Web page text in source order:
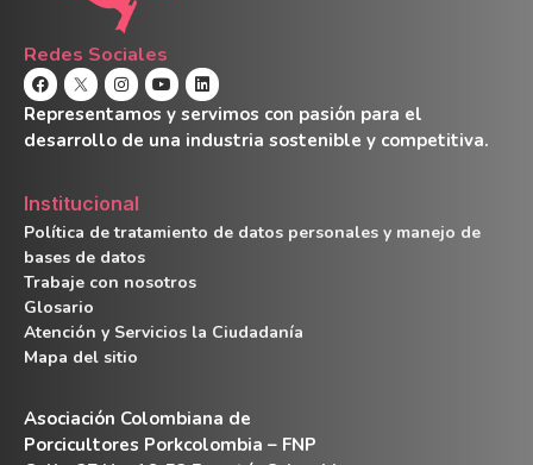
Redes Sociales
Representamos y servimos con pasión para el
desarrollo de una industria sostenible y competitiva.
Institucional
Política de tratamiento de datos personales y manejo de
bases de datos
Trabaje con nosotros
Glosario
Atención y Servicios la Ciudadanía
Mapa del sitio
Asociación Colombiana de
Porcicultores Porkcolombia – FNP